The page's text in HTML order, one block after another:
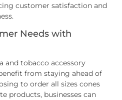
customer satisfaction and
Needs with
and tobacco accessory
from staying ahead of
to order all sizes cones
products, businesses can